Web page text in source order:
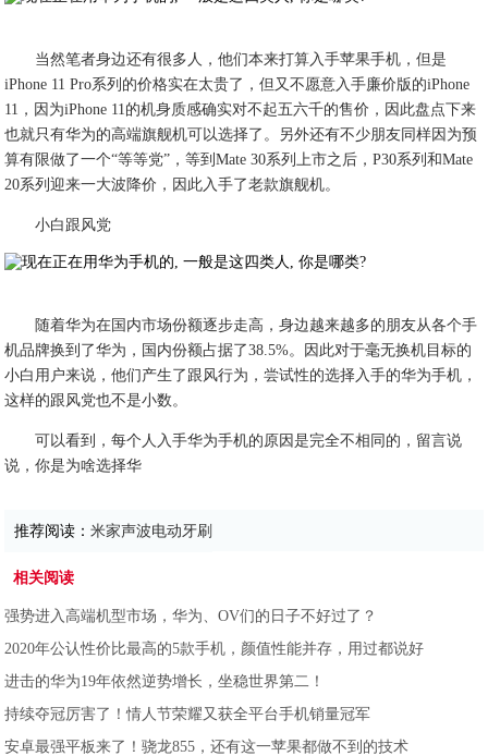
当然笔者身边还有很多人，他们本来打算入手苹果手机，但是
iPhone 11 Pro系列的价格实在太贵了，但又不愿意入手廉价版的iPhone
11，因为iPhone 11的机身质感确实对不起五六千的售价，因此盘点下来
也就只有华为的高端旗舰机可以选择了。另外还有不少朋友同样因为预
算有限做了一个“等等党”，等到Mate 30系列上市之后，P30系列和Mate
20系列迎来一大波降价，因此入手了老款旗舰机。
小白跟风党
随着华为在国内市场份额逐步走高，身边越来越多的朋友从各个手
机品牌换到了华为，国内份额占据了38.5%。因此对于毫无换机目标的
小白用户来说，他们产生了跟风行为，尝试性的选择入手的华为手机，
这样的跟风党也不是小数。
可以看到，每个人入手华为手机的原因是完全不相同的，留言说
说，你是为啥选择华
推荐阅读：米家声波电动牙刷
相关阅读
强势进入高端机型市场，华为、OV们的日子不好过了？
2020年公认性价比最高的5款手机，颜值性能并存，用过都说好
进击的华为19年依然逆势增长，坐稳世界第二！
持续夺冠厉害了！情人节荣耀又获全平台手机销量冠军
安卓最强平板来了！骁龙855，还有这一苹果都做不到的技术